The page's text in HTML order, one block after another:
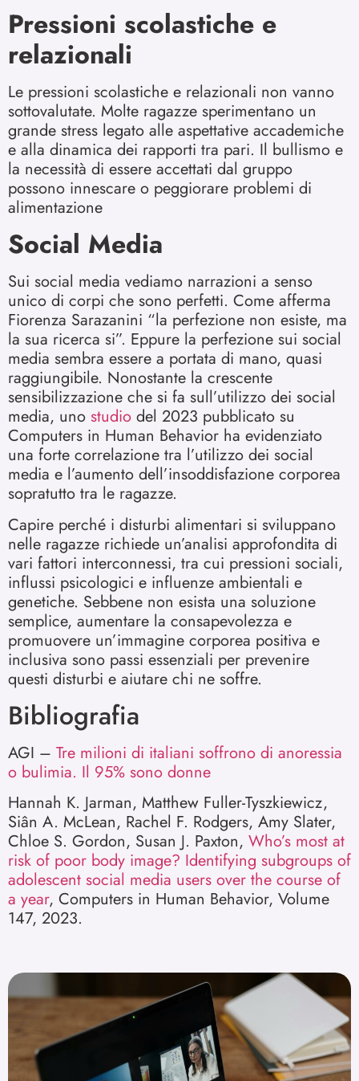
Pressioni scolastiche e
relazionali
Le pressioni scolastiche e relazionali non vanno
sottovalutate. Molte ragazze sperimentano un
grande stress legato alle aspettative accademiche
e alla dinamica dei rapporti tra pari. Il bullismo e
la necessità di essere accettati dal gruppo
possono innescare o peggiorare problemi di
alimentazione
Social Media
Sui social media vediamo narrazioni a senso
unico di corpi che sono perfetti. Come afferma
Fiorenza Sarazanini “la perfezione non esiste, ma
la sua ricerca si”. Eppure la perfezione sui social
media sembra essere a portata di mano, quasi
raggiungibile. Nonostante la crescente
sensibilizzazione che si fa sull’utilizzo dei social
media, uno studio del 2023 pubblicato su
Computers in Human Behavior ha evidenziato
una forte correlazione tra l’utilizzo dei social
media e l’aumento dell’insoddisfazione corporea
sopratutto tra le ragazze.
Capire perché i disturbi alimentari si sviluppano
nelle ragazze richiede un’analisi approfondita di
vari fattori interconnessi, tra cui pressioni sociali,
influssi psicologici e influenze ambientali e
genetiche. Sebbene non esista una soluzione
semplice, aumentare la consapevolezza e
promuovere un’immagine corporea positiva e
inclusiva sono passi essenziali per prevenire
questi disturbi e aiutare chi ne soffre.
Bibliografia
AGI – Tre milioni di italiani soffrono di anoressia
o bulimia. Il 95% sono donne
Hannah K. Jarman, Matthew Fuller-Tyszkiewicz,
Siân A. McLean, Rachel F. Rodgers, Amy Slater,
Chloe S. Gordon, Susan J. Paxton, Who’s most at
risk of poor body image? Identifying subgroups of
adolescent social media users over the course of
a year, Computers in Human Behavior, Volume
147, 2023.